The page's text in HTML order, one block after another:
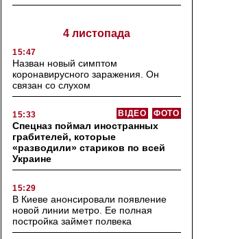
4 листопада
15:47
Назван новый симптом
коронавирусного заражения. Он
связан со слухом
15:33 ФОТО
ВІДЕО
Спецназ поймал иностранных
грабителей, которые
«разводили» стариков по всей
Украине
15:29
В Киеве анонсировали появление
новой линии метро. Ее полная
постройка займет полвека